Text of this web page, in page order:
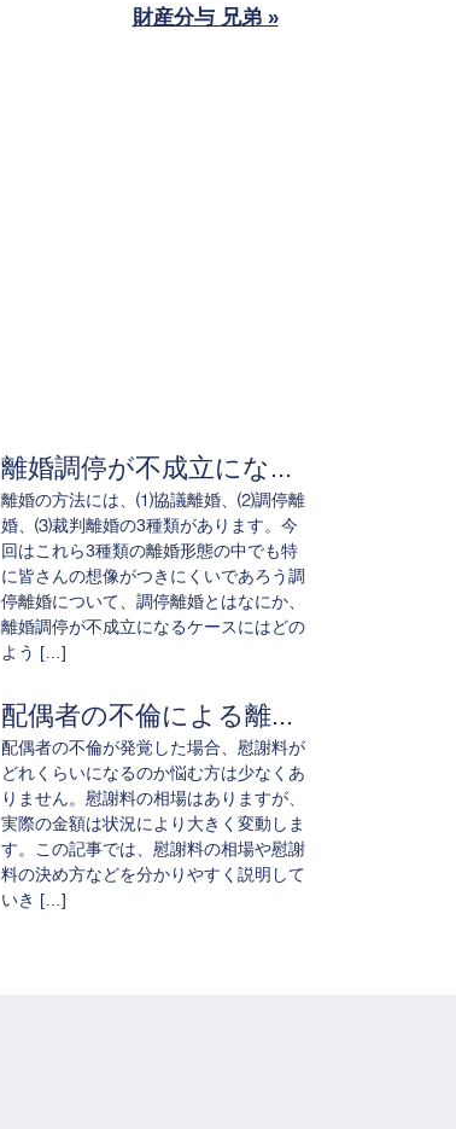
財産分与 兄弟 »
離婚調停が不成立にな...
離婚の方法には、⑴協議離婚、⑵調停離
婚、⑶裁判離婚の3種類があります。今
回はこれら3種類の離婚形態の中でも特
に皆さんの想像がつきにくいであろう調
停離婚について、調停離婚とはなにか、
離婚調停が不成立になるケースにはどの
よう […]
配偶者の不倫による離...
配偶者の不倫が発覚した場合、慰謝料が
どれくらいになるのか悩む方は少なくあ
りません。慰謝料の相場はありますが、
実際の金額は状況により大きく変動しま
す。この記事では、慰謝料の相場や慰謝
料の決め方などを分かりやすく説明して
いき […]